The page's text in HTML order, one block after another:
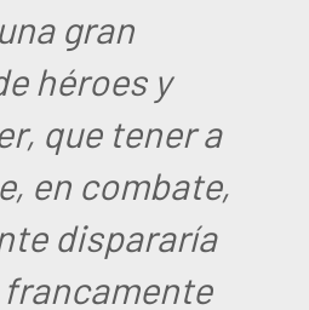
gran
héroes y
que tener a
en combate,
dispararía